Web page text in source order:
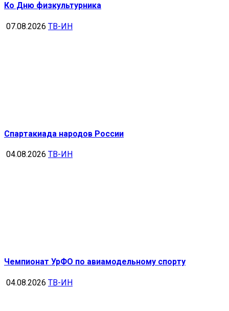
Ко Дню физкультурника
07.08.2026 ТВ-ИН
Спартакиада народов России
04.08.2026 ТВ-ИН
Чемпионат УрФО по авиамодельному спорту
04.08.2026 ТВ-ИН